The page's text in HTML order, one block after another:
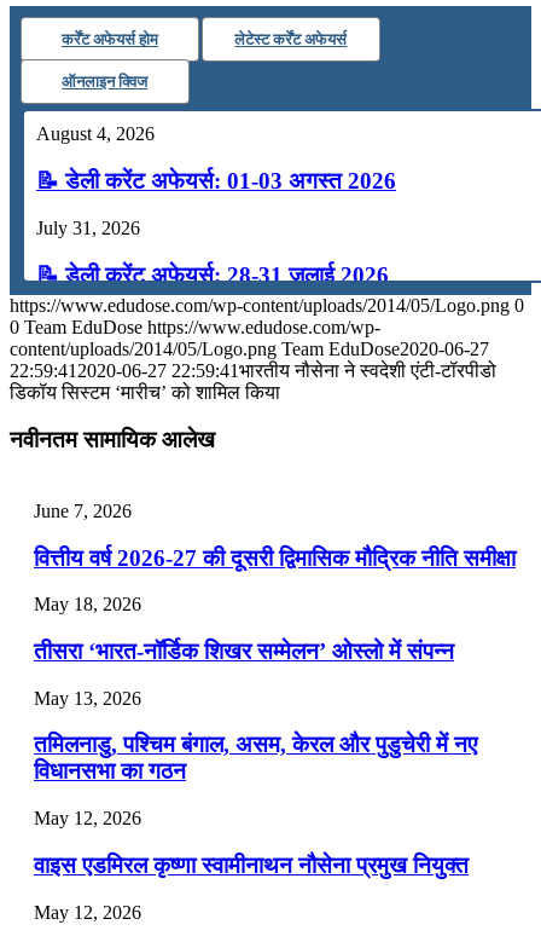
मॉक टेस्ट
टुडेज जीके
Menu Menu
कर्रेंट अफेयर्स होम लेटेस्ट कर्रेंट अफेयर्स
ऑनलाइन क्विज
August 4, 2026
📝 डेली करेंट अफेयर्स: 01-03 अगस्त 2026
July 31, 2026
📝 डेली करेंट अफेयर्स: 28-31 जुलाई 2026
July 28, 2026
📝 डेली करेंट अफेयर्स: 25-27 जुलाई 2026
July 22, 2026
📝 डेली करेंट अफेयर्स: 19-21 जुलाई 2026
July 19, 2026
📝 डेली करेंट अफेयर्स: 16-18 जुलाई 2026
July 16, 2026
📝 डेली करेंट अफेयर्स: 13-15 जुलाई 2026
https://www.edudose.com/wp-content/uploads/2014/05/Logo.png 0
0 Team EduDose https://www.edudose.com/wp-
content/uploads/2014/05/Logo.png Team EduDose2020-06-27
22:59:41 2020-06-27 22:59:41भारतीय नौसेना ने स्वदेशी एंटी-टॉरपीडो
डिकॉय सिस्टम ‘मारीच’ को शामिल किया
नवीनतम सामायिक आलेख
June 7, 2026
वित्तीय वर्ष 2026-27 की दूसरी द्विमासिक मौद्रिक नीति समीक्षा
May 18, 2026
तीसरा ‘भारत-नॉर्डिक शिखर सम्मेलन’ ओस्लो में संपन्न
May 13, 2026
तमिलनाडु, पश्चिम बंगाल, असम, केरल और पुडुचेरी में नए
विधानसभा का गठन
May 12, 2026
वाइस एडमिरल कृष्णा स्वामीनाथन नौसेना प्रमुख नियुक्त
May 12, 2026